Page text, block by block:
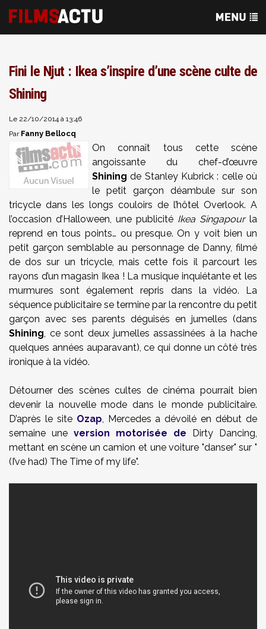
Fini le Njut : Ikea s’inspire d’une scène culte de
Shining
Le 22/10/2014 à 13:46
Par Fanny Bellocq
On connaît tous cette scène
angoissante du chef-d’œuvre
Shining de Stanley Kubrick : celle où
le petit garçon déambule sur son
tricycle dans les longs couloirs de l’hôtel Overlook. A
l’occasion d’Halloween, une publicité Ikea Singapourla
reprend en tous points… ou presque. On y voit bien un
petit garçon semblable au personnage de Danny, filmé
de dos sur un tricycle, mais cette fois il parcourt les
rayons d’un magasin Ikea ! La musique inquiétante et les
murmures sont également repris dans la vidéo. La
séquence publicitaire se termine par la rencontre du petit
garçon avec ses parents déguisés en jumelles (dans
Shining, ce sont deux jumelles assassinées à la hache
quelques années auparavant), ce qui donne un côté très
ironique à la vidéo.
Détourner des scènes cultes de cinéma pourrait bien
devenir la nouvelle mode dans le monde publicitaire.
D’après le site Ozap, Mercedes a dévoilé en début de
semaine une version motorisée de Dirty Dancing,
mettant en scène un camion et une voiture "danser" sur "
(I’ve had) The Time of my life".